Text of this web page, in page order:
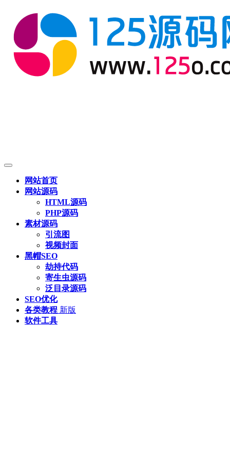
网站首页
网站源码
HTML源码
PHP源码
素材源码
引流图
视频封面
黑帽SEO
劫持代码
寄生虫源码
泛目录源码
SEO优化
各类教程 新版
软件工具